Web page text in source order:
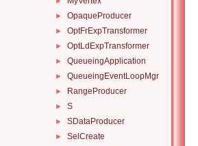
► OpaqueProducer
► OptFrExpTransformer
► OptLdExpTransformer
► QueueingApplication
► QueueingEventLoopMgr
► RangeProducer
► S
► SDataProducer
► SelCreate